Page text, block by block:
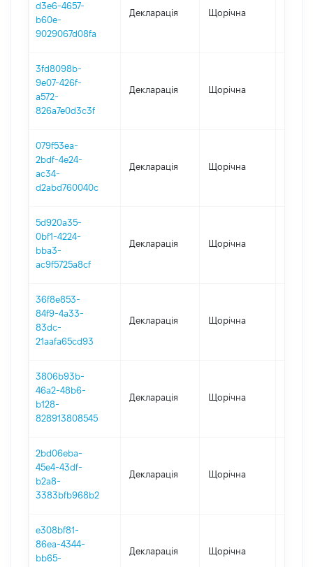
d3e6-4657-
b60e-
9029067d08fa
Декларація Щорічна
3fd8098b-
9e07-426f-
a572-
826a7e0d3c3f
Декларація Щорічна
079f53ea-
2bdf-4e24-
ac34-
d2abd760040c
Декларація Щорічна
5d920a35-
0bf1-4224-
bba3-
ac9f5725a8cf
Декларація Щорічна
36f8e853-
84f9-4a33-
83dc-
21aafa65cd93
Декларація Щорічна
3806b93b-
46a2-48b6-
b128-
828913808545
Декларація Щорічна
2bd06eba-
45e4-43df-
b2a8-
3383bfb968b2
Декларація Щорічна
e308bf81-
86ea-4344-
bb65-
Декларація Щорічна